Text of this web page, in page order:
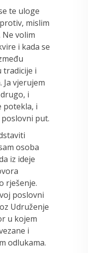
te uloge
mislim
volim
i kada se
tradicije i
vjerujem
i
potekla, i
put.
osoba
iz ideje
rješenje.
poslovni
Udruženje
u kojem
i
odlukama.